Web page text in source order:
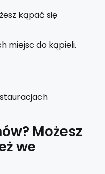
kąpać się
miejsc do kąpieli.
Możesz
we